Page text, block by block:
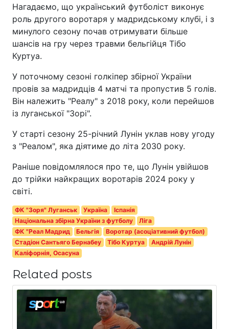
Нагадаємо, що український футболіст виконує
роль другого воротаря у мадридському клубі, і з
минулого сезону почав отримувати більше
шансів на гру через травми бельгійця Тібо
Куртуа.
У поточному сезоні голкіпер збірної України
провів за мадридців 4 матчі та пропустив 5 голів.
Він належить "Реалу" з 2018 року, коли перейшов
із луганської "Зорі".
У старті сезону 25-річний Лунін уклав нову угоду
з "Реалом", яка діятиме до літа 2030 року.
Раніше повідомлялося про те, що Лунін увійшов
до трійки найкращих воротарів 2024 року у
світі.
ФК "Зоря" Луганськ Україна
Іспанія
Національна збірна України з футболу
Ліга
ФК "Реал Мадрид
Бельгія
Воротар (асоціативний футбол)
Стадіон Сантьяго Бернабеу
Тібо Куртуа
Андрій Лунін
Каліфорнія, Осасуна
Related posts